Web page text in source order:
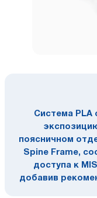
Система PLA
поясничном
Spine Frame,
доступа к
добавив